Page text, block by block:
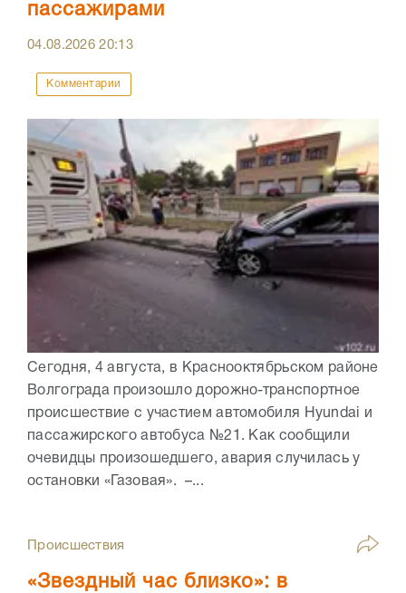
пассажирами
04.08.202620:13
Комментарии
Сегодня, 4 августа, в Краснооктябрьском районе
Волгограда произошло дорожно-транспортное
происшествие с участием автомобиля Hyundai и
пассажирского автобуса №21. Как сообщили
очевидцы произошедшего, авария случилась у
остановки «Газовая». –...
Происшествия
«Звездный час близко»: в